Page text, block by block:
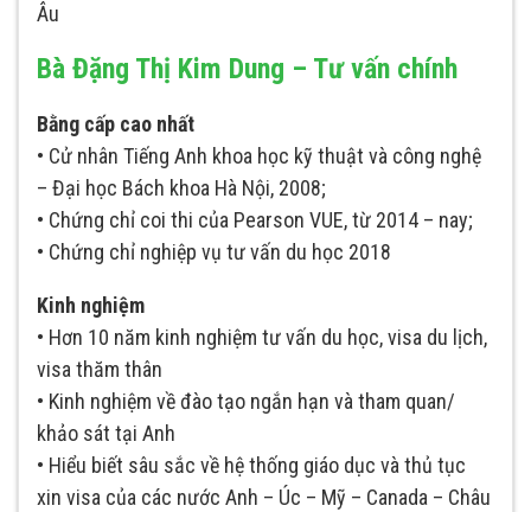
Âu
Bà Đặng Thị Kim Dung – Tư vấn chính
Bằng cấp cao nhất
• Cử nhân Tiếng Anh khoa học kỹ thuật và công nghệ
– Đại học Bách khoa Hà Nội, 2008;
• Chứng chỉ coi thi của Pearson VUE, từ 2014 – nay;
• Chứng chỉ nghiệp vụ tư vấn du học 2018
Kinh nghiệm
• Hơn 10 năm kinh nghiệm tư vấn du học, visa du lịch,
visa thăm thân
• Kinh nghiệm về đào tạo ngắn hạn và tham quan/
khảo sát tại Anh
• Hiểu biết sâu sắc về hệ thống giáo dục và thủ tục
xin visa của các nước Anh – Úc – Mỹ – Canada – Châu